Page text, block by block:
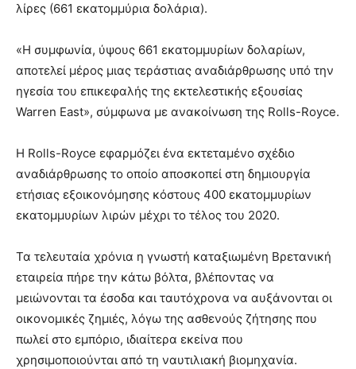
λίρες (661 εκατομμύρια δολάρια).
«Η συμφωνία, ύψους 661 εκατομμυρίων δολαρίων,
αποτελεί μέρος μιας τεράστιας αναδιάρθρωσης υπό την
ηγεσία του επικεφαλής της εκτελεστικής εξουσίας
Warren East», σύμφωνα με ανακοίνωση της Rolls-Royce.
Η Rolls-Royce εφαρμόζει ένα εκτεταμένο σχέδιο
αναδιάρθρωσης το οποίο αποσκοπεί στη δημιουργία
ετήσιας εξοικονόμησης κόστους 400 εκατομμυρίων
εκατομμυρίων λιρών μέχρι το τέλος του 2020.
Τα τελευταία χρόνια η γνωστή καταξιωμένη Βρετανική
εταιρεία πήρε την κάτω βόλτα, βλέποντας να
μειώνονται τα έσοδα και ταυτόχρονα να αυξάνονται οι
οικονομικές ζημιές, λόγω της ασθενούς ζήτησης που
πωλεί στο εμπόριο, ιδιαίτερα εκείνα που
χρησιμοποιούνται από τη ναυτιλιακή βιομηχανία.